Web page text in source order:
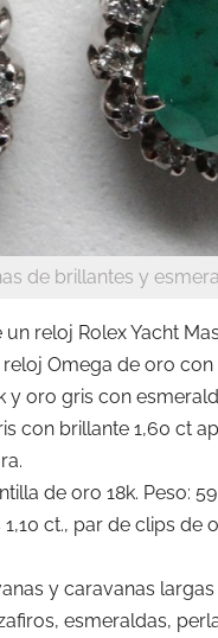
de brillantes y
reloj Rolex Yacht
Omega de oro con
y oro gris con
con brillante 1,60 ct
de oro 18k. Peso:
ct., par de clips de
y caravanas
esmeraldas,